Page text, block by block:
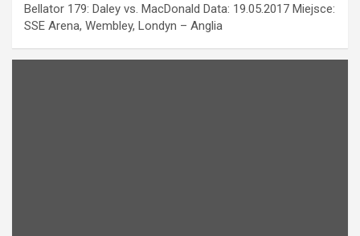
Bellator 179: Daley vs. MacDonald Data: 19.05.2017 Miejsce:
SSE Arena, Wembley, Londyn – Anglia